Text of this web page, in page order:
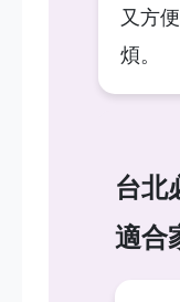
又方
煩。
台北
適合